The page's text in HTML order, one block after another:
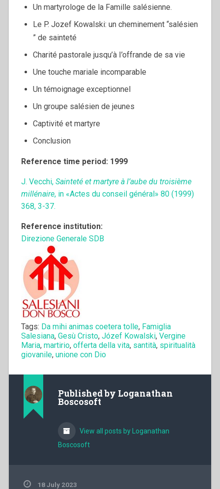
Un martyrologe de la Famille salésienne.
Le P. Jozef Kowalski: un cheminement “salésien
” de sainteté
Charité pastorale jusqu’à I’offrande de sa vie
Une touche mariale incomparable
Un témoignage exceptionnel
Un groupe salésien de jeunes
Captivité et martyre
Conclusion
Reference time period: 1999
J. Vecchi, Sainteté et martyre à l’aube du troisième
millénaire, in «Actes du conseil général» 80 (1999)
368, 3-37.
Reference institution:
Direzione Generale SDB
Tags: Da mihi animas coetera tolle, Famiglia
Salesiana, Gesù Cristo, Józef Kowalski, Vergine
Maria, martirio, offerta della vita, santità, spiritualità
giovanile, unione con Dio
Published by Loganathan
Boscosoft
View all posts by Loganathan
Boscosoft
18 July 2023